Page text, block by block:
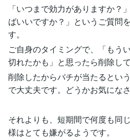
「いつまで効力がありますか？
ばいいですか？」というご質問
す。
ご自身のタイミングで、「もう
切れたかも」と思ったら削除し
削除したからバチが当たるとい
で大丈夫です。どうかお気になさ
それよりも、短期間で何度も同
様はとても嫌がるようです。